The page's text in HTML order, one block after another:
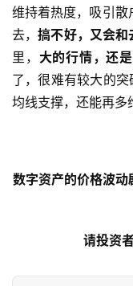
维持着热度，吸引
去，搞不好，又会和
里， 大的行情，还
了，很难有较大的
均线支撑，还能再多
数字资产的价格波
请投资